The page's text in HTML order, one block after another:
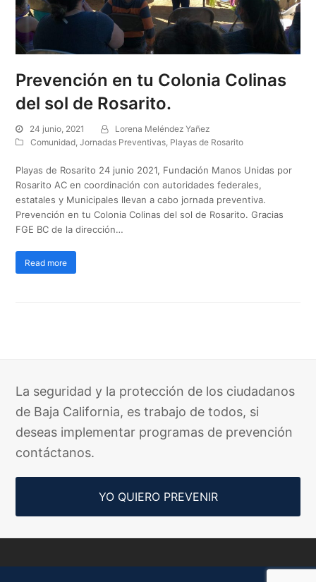
Prevención en tu Colonia Colinas
del sol de Rosarito.
24 junio, 2021
Lorena Meléndez Yañez
Comunidad,Jornadas Preventivas, Playas de Rosarito
Playas de Rosarito 24 junio 2021, Fundación Manos Unidas por
Rosarito AC en coordinación con autoridades federales,
estatales y Municipales llevan a cabo jornada preventiva.
Prevención en tu Colonia Colinas del sol de Rosarito. Gracias
FGE BC de la dirección…
Read more
La seguridad y la protección de los ciudadanos
de Baja California, es trabajo de todos, si
deseas implementar programas de prevención
contáctanos.
YO QUIERO PREVENIR